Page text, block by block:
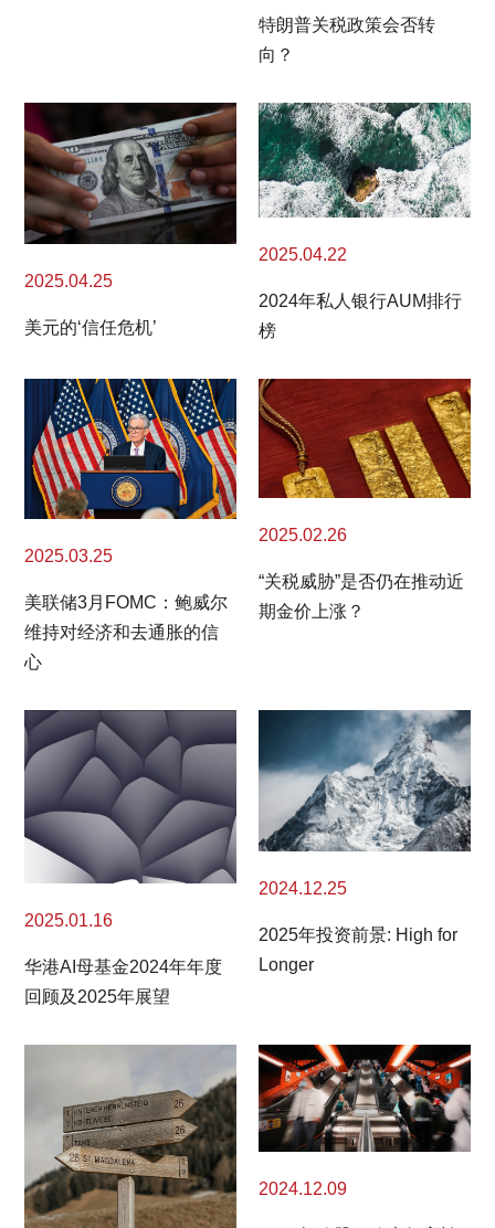
特朗普关税政策会否转
向？
2025.04.25
美元的‘信任危机’
2025.04.22
2024年私人银行AUM排行
榜
2025.03.25
美联储3月FOMC：鲍威尔
维持对经济和去通胀的信
心
2025.02.26
“关税威胁”是否仍在推动近
期金价上涨？
2025.01.16
华港AI母基金2024年年度
回顾及2025年展望
2024.12.25
2025年投资前景: High for
Longer
2024.12.09